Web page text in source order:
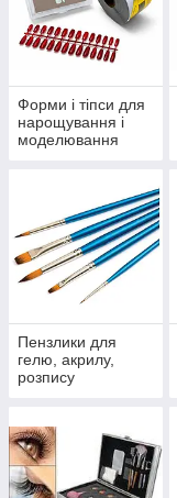
Форми і тіпси для
нарощування і
моделювання
Пензлики для
гелю, акрилу,
розпису